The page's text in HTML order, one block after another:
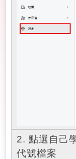
2. 點選自己
代號檔案